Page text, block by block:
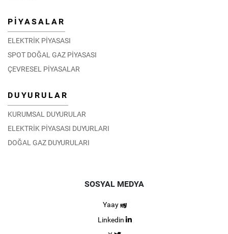
PİYASALAR
ELEKTRİK PİYASASI
SPOT DOĞAL GAZ PİYASASI
ÇEVRESEL PİYASALAR
DUYURULAR
KURUMSAL DUYURULAR
ELEKTRİK PİYASASI DUYURLARI
DOĞAL GAZ DUYURULARI
SOSYAL MEDYA
Yaay
Linkedin